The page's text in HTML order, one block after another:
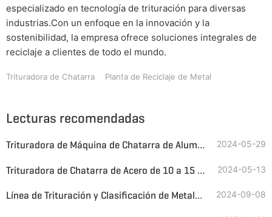
especializado en tecnología de trituración para diversas
industrias.Con un enfoque en la innovación y la
sostenibilidad, la empresa ofrece soluciones integrales de
reciclaje a clientes de todo el mundo.
Trituradora de Chatarra Planta de Reciclaje de Metal
Lecturas recomendadas
Trituradora de Máquina de Chatarra de Aluminio Comprimido 2024-05-29
Trituradora de Chatarra de Acero de 10 a 15 toneladas por hora en Xizang, China 2024-05-13
Línea de Trituración y Clasificación de Metales Comienza Operación de Prueba 2024-09-08